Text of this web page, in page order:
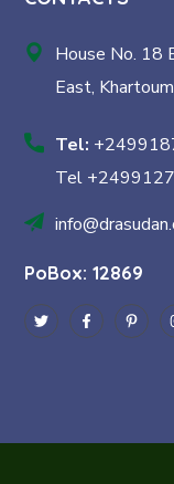
House No. 18
East,
Tel:
Tel
PoBox: 12869